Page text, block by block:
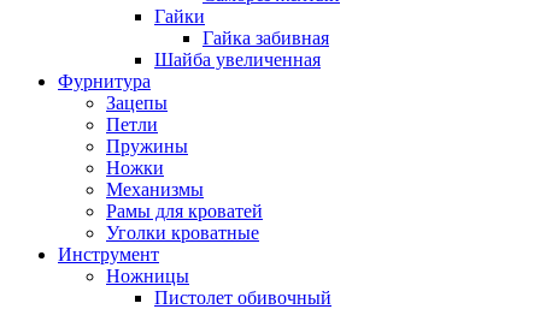
Гайки
Гайка забивная
Шайба увеличенная
Фурнитура
Зацепы
Петли
Пружины
Ножки
Механизмы
Рамы для кроватей
Уголки кроватные
Инструмент
Ножницы
Пистолет обивочный